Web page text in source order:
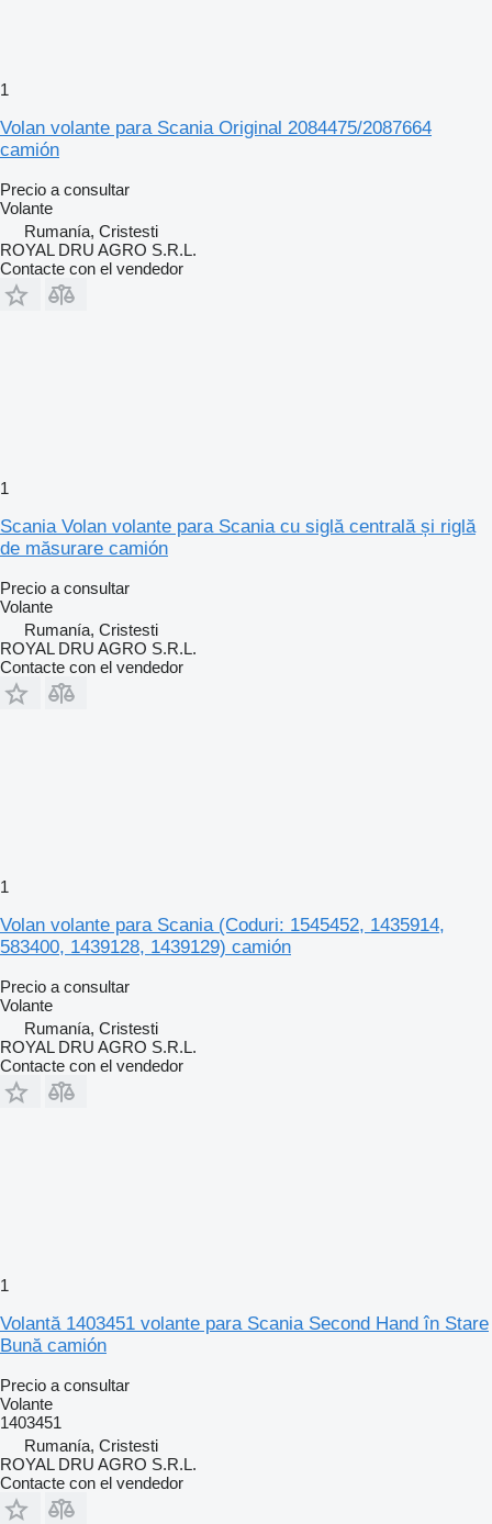
1
Volan volante para Scania Original 2084475/2087664
camión
Precio a consultar
Volante
Rumanía, Cristesti
ROYAL DRU AGRO S.R.L.
Contacte con el vendedor
1
Scania Volan volante para Scania cu siglă centrală și riglă
de măsurare camión
Precio a consultar
Volante
Rumanía, Cristesti
ROYAL DRU AGRO S.R.L.
Contacte con el vendedor
1
Volan volante para Scania (Coduri: 1545452, 1435914,
583400, 1439128, 1439129) camión
Precio a consultar
Volante
Rumanía, Cristesti
ROYAL DRU AGRO S.R.L.
Contacte con el vendedor
1
Volantă 1403451 volante para Scania Second Hand în Stare
Bună camión
Precio a consultar
Volante
1403451
Rumanía, Cristesti
ROYAL DRU AGRO S.R.L.
Contacte con el vendedor